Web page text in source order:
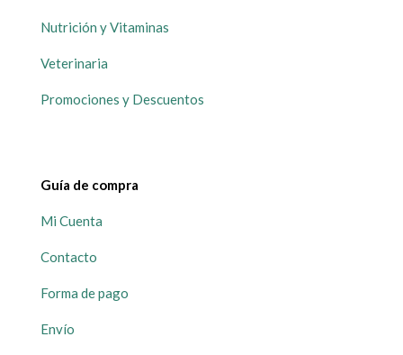
Nutrición y Vitaminas
Veterinaria
Promociones y Descuentos
Guía de compra
Mi Cuenta
Contacto
Forma de pago
Envío